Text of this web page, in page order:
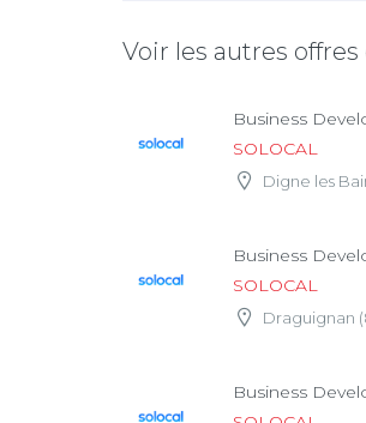
Voir les autres
Business
SOLOCAL
Digne les
Business
SOLOCAL
Draguignan
Business